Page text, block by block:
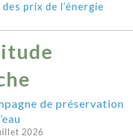
des prix de l’énergie
de préservation
2026